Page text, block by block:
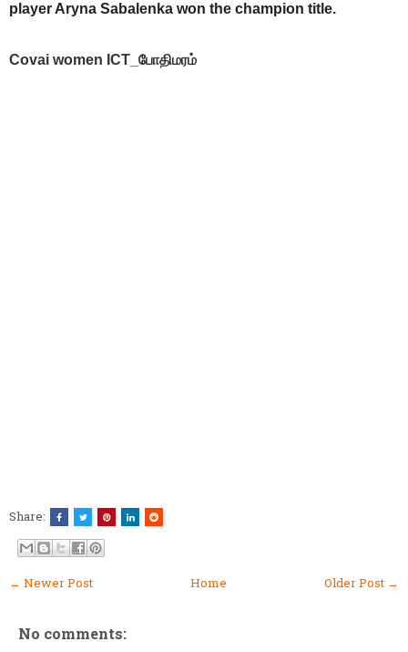
player Aryna Sabalenka won the champion title.
Covai women ICT_போதிமரம்
Share:
← Newer Post Older Post →
Home
No comments: